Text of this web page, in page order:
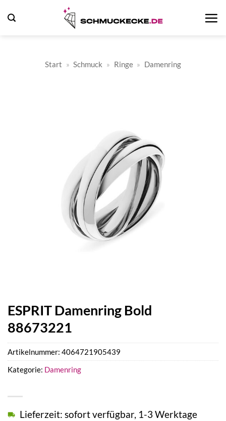
Inhalt
Start » Schmuck » Ringe » Damenring
ESPRIT Damenring Bold
88673221
Lieferzeit: sofort verfügbar, 1-3 Werktage
Artikelnummer: 4064721905439
Kategorie: Damenring